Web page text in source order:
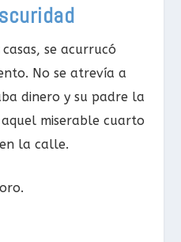
se acurrucó
No se atrevía a
dinero y su padre la
miserable cuarto
la calle.